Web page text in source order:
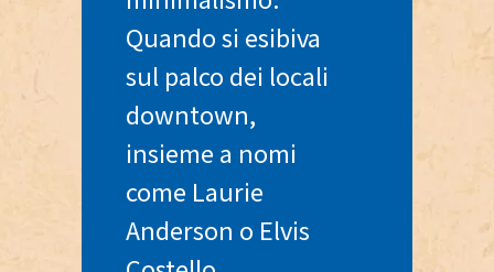
Quando si esibiva
sul palco dei locali
downtown,
insieme a nomi
come Laurie
Anderson o Elvis